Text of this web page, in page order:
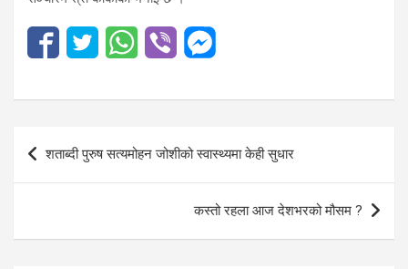
Post
navigation
शताब्दी पुरुष सत्यमोहन जोशीको स्वास्थ्यमा केही सुधार
कस्तो रहला आज देशभरको मौसम ?